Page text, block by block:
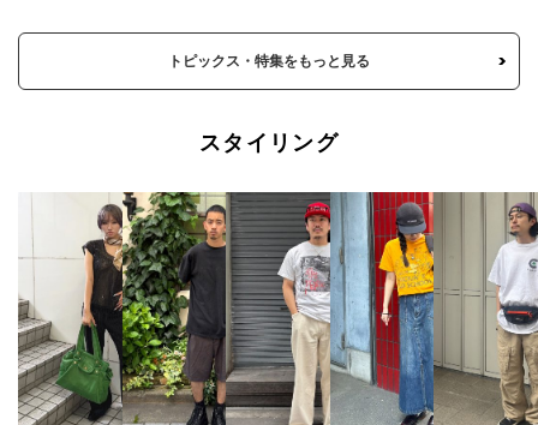
トピックス・特集をもっと見る
スタイリング